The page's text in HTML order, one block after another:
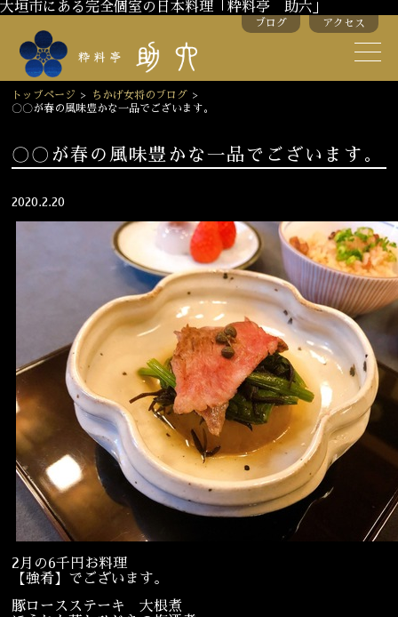
大垣市にある完全個室の日本料理「粋料亭 助六」
ブログ アクセス
トップページ > ちかげ女将のブログ >
〇〇が春の風味豊かな一品でございます。
〇〇が春の風味豊かな一品でございます。
2020.2.20
2月の6千円お料理
【強肴】でございます。
豚ロースステーキ 大根煮
スタッフ紹介
お飲み物
会議・舞台のご利用
結婚式・披露宴
ご接待 法要
慶事 お顔合わせ
ウェディング